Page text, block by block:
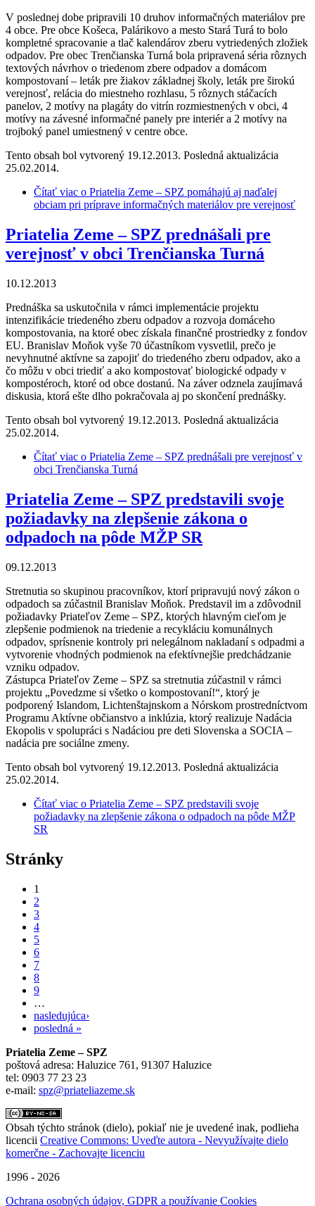
V poslednej dobe pripravili 10 druhov informačných materiálov pre
4 obce. Pre obce Košeca, Palárikovo a mesto Stará Turá to bolo
kompletné spracovanie a tlač kalendárov zberu vytriedených zložiek
odpadov. Pre obec Trenčianska Turná bola pripravená séria rôznych
textových návrhov o triedenom zbere odpadov a domácom
kompostovaní – leták pre žiakov základnej školy, leták pre širokú
verejnosť, relácia do miestneho rozhlasu, 5 rôznych stáčacích
panelov, 2 motívy na plagáty do vitrín rozmiestnených v obci, 4
motívy na závesné informačné panely pre interiér a 2 motívy na
trojboký panel umiestnený v centre obce.
Tento obsah bol vytvorený 19.12.2013. Posledná aktualizácia
25.02.2014.
Čítať viac o Priatelia Zeme – SPZ pomáhajú aj naďalej
obciam pri príprave informačných materiálov pre verejnosť
Priatelia Zeme – SPZ prednášali pre
verejnosť v obci Trenčianska Turná
10.12.2013
Prednáška sa uskutočnila v rámci implementácie projektu
intenzifikácie triedeného zberu odpadov a rozvoja domáceho
kompostovania, na ktoré obec získala finančné prostriedky z fondov
EU. Branislav Moňok vyše 70 účastníkom vysvetlil, prečo je
nevyhnutné aktívne sa zapojiť do triedeného zberu odpadov, ako a
čo môžu v obci triediť a ako kompostovať biologické odpady v
kompostéroch, ktoré od obce dostanú. Na záver odznela zaujímavá
diskusia, ktorá ešte dlho pokračovala aj po skončení prednášky.
Tento obsah bol vytvorený 19.12.2013. Posledná aktualizácia
25.02.2014.
Čítať viac o Priatelia Zeme – SPZ prednášali pre verejnosť v
obci Trenčianska Turná
Priatelia Zeme – SPZ predstavili svoje
požiadavky na zlepšenie zákona o
odpadoch na pôde MŽP SR
09.12.2013
Stretnutia so skupinou pracovníkov, ktorí pripravujú nový zákon o
odpadoch sa zúčastnil Branislav Moňok. Predstavil im a zdôvodnil
požiadavky Priateľov Zeme – SPZ, ktorých hlavným cieľom je
zlepšenie podmienok na triedenie a recykláciu komunálnych
odpadov, sprísnenie kontroly pri nelegálnom nakladaní s odpadmi a
vytvorenie vhodných podmienok na efektívnejšie predchádzanie
vzniku odpadov.
Zástupca Priateľov Zeme – SPZ sa stretnutia zúčastnil v rámci
projektu „Povedzme si všetko o kompostovaní!“, ktorý je
podporený Islandom, Lichtenštajnskom a Nórskom prostredníctvom
Programu Aktívne občianstvo a inklúzia, ktorý realizuje Nadácia
Ekopolis v spolupráci s Nadáciou pre deti Slovenska a SOCIA –
nadácia pre sociálne zmeny.
Tento obsah bol vytvorený 19.12.2013. Posledná aktualizácia
25.02.2014.
Čítať viac o Priatelia Zeme – SPZ predstavili svoje
požiadavky na zlepšenie zákona o odpadoch na pôde MŽP
SR
Stránky
1
2
3
4
5
6
7
8
9
…
nasledujúca›
posledná »
Priatelia Zeme – SPZ
poštová adresa: Haluzice 761, 91307 Haluzice
tel: 0903 77 23 23
e-mail: spz@priateliazeme.sk
Obsah týchto stránok (dielo), pokiaľ nie je uvedené inak, podlieha
licencii Creative Commons: Uveďte autora - Nevyužívajte dielo
komerčne - Zachovajte licenciu
1996 - 2026
Ochrana osobných údajov, GDPR a používanie Cookies